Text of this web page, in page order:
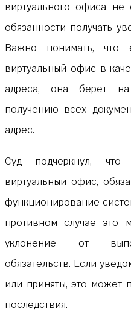
виртуального офиса
обязанности получать
Важно понимать, что
виртуальный офис в
адреса, она берет
получению всех
адрес.
Суд подчеркнул, что
виртуальный офис,
функционирование
противном случае это
уклонение от
обязательств. Если
или приняты, это может
последствия.